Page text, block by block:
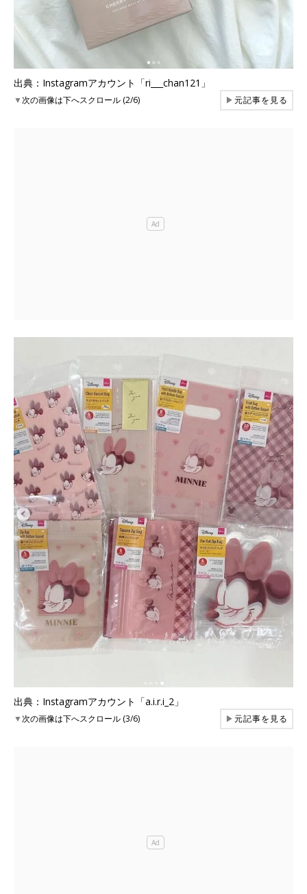
出典：Instagramアカウント「ri___chan121」
▼次の画像は下へスクロール (2/6) ▶元記事を見る
出典：Instagramアカウント「a.i.r.i_2」
▼次の画像は下へスクロール (3/6) ▶元記事を見る